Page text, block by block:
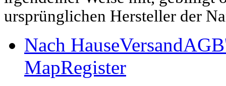
ursprünglichen Hersteller der
Nach HauseVersand
MapRegister